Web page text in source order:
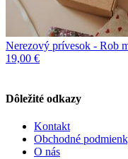
Nerezový prívesok - Rob
19,00 €
Dôležité odkazy
Kontakt
Obchodné
O nás